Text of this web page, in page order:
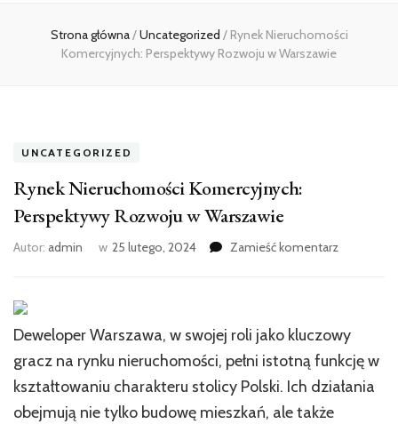
Strona główna/Uncategorized / Rynek Nieruchomości
Komercyjnych: Perspektywy Rozwoju w Warszawie
UNCATEGORIZED
Rynek Nieruchomości Komercyjnych:
Perspektywy Rozwoju w Warszawie
Autor: admin w 25 lutego, 2024 Zamieść komentarzwe
Rozwoju
w
Warszawie
Deweloper Warszawa, w swojej roli jako kluczowy
gracz na rynku nieruchomości, pełni istotną funkcję w
kształtowaniu charakteru stolicy Polski. Ich działania
obejmują nie tylko budowę mieszkań, ale także